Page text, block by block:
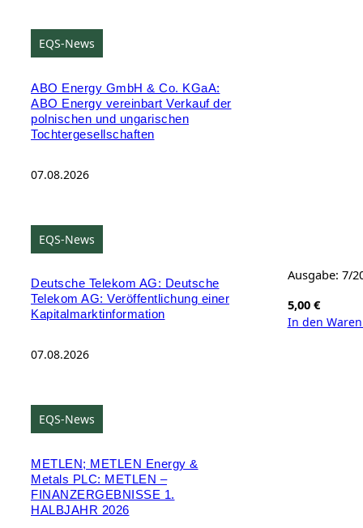
EQS-News
ABO Energy GmbH & Co. KGaA:
ABO Energy vereinbart Verkauf der
polnischen und ungarischen
Tochtergesellschaften
07.08.2026
EQS-News
Deutsche Telekom AG: Deutsche
Telekom AG: Veröffentlichung einer
Kapitalmarktinformation
07.08.2026
EQS-News
METLEN; METLEN Energy &
Metals PLC: METLEN –
FINANZERGEBNISSE 1.
HALBJAHR 2026
Ausgabe: 7/
5,00 €
In den